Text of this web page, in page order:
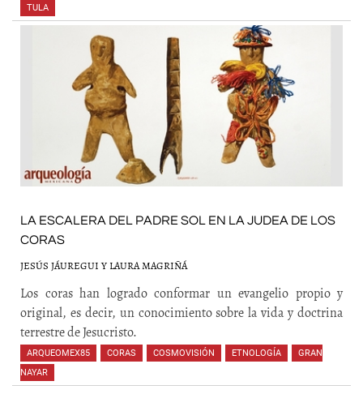
TULA
LA ESCALERA DEL PADRE SOL EN LA JUDEA DE LOS
CORAS
JESÚS JÁUREGUI Y LAURA MAGRIÑÁ
Los coras han logrado conformar un evangelio propio y
original, es decir, un conocimiento sobre la vida y doctrina
terrestre de Jesucristo.
ARQUEOMEX85 CORAS COSMOVISIÓN ETNOLOGÍA
GRAN
NAYAR